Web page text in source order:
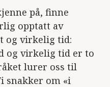
på, finne
opptatt av
og virkelig tid:
og virkelig tid er to
lurer oss til
snakker om «i